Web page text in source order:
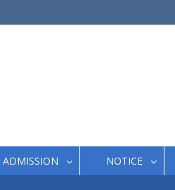
ADMISSION NOTICE